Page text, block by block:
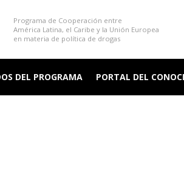
Programa de Cooperación entre
América Latina, el Caribe y la Unión Europea
en materia de política de drogas
DEL PROGRAMA PORTAL DEL